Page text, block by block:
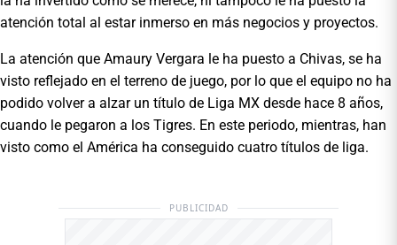
atención total al estar inmerso en más negocios y proyectos.
La atención que Amaury Vergara le ha puesto a Chivas, se ha
visto reflejado en el terreno de juego, por lo que el equipo no ha
podido volver a alzar un título de Liga MX desde hace 8 años,
cuando le pegaron a los Tigres. En este periodo, mientras, han
visto como el América ha conseguido cuatro títulos de liga.
PUBLICIDAD